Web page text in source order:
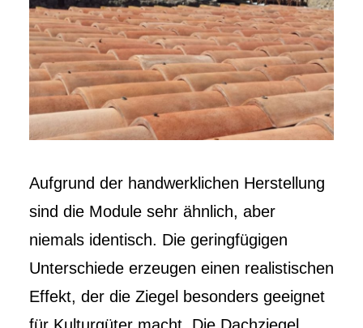
Aufgrund der handwerklichen Herstellung
sind die Module sehr ähnlich, aber
niemals identisch. Die geringfügigen
Unterschiede erzeugen einen realistischen
Effekt, der die Ziegel besonders geeignet